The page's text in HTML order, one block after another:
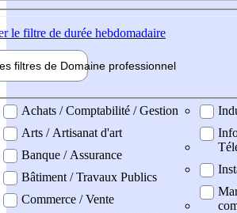
le filtre de durée hebdomadaire
filtres de Domaine professionnel
professionel
Achats / Comptabilité / Gestion
Arts / Artisanat d'art
Banque / Assurance
Bâtiment / Travaux Publics
Commerce / Vente